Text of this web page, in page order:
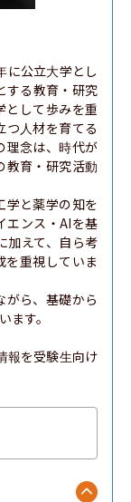
に公立大学とし
する教育・研究
として歩みを重
つ人材を育てる
理念は、時代が
教育・研究活動
学と薬学の知を
エンス・AIを基
加えて、自ら考
を重視していま
がら、基礎から
ます。
報を受験生向け